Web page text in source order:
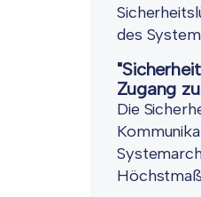
des
Zugang
Die